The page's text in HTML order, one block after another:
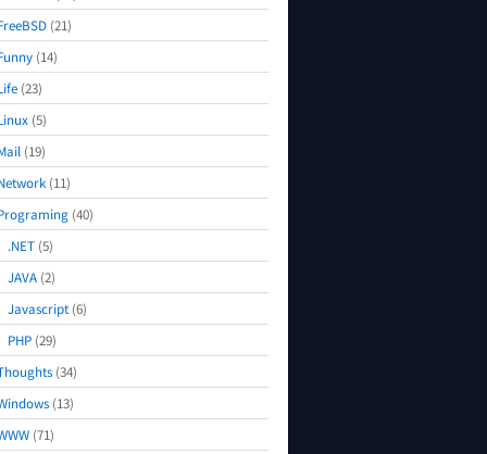
(21)
(14)
(23)
(5)
(19)
(11)
(40)
.NET (5)
JAVA (2)
Javascript (6)
PHP (29)
(34)
(13)
(71)